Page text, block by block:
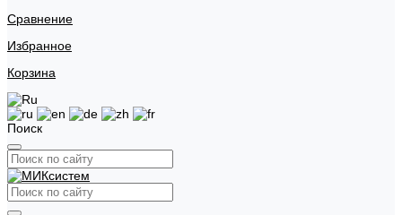
Сравнение
Избранное
Корзина
Поиск